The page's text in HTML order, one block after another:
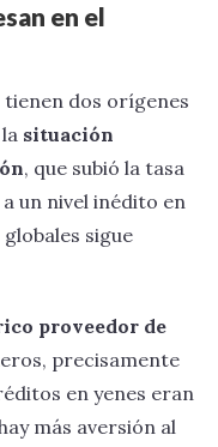
en el
tienen dos orígenes
situación
, que subió la tasa
un nivel inédito en
sigue
proveedor de
precisamente
en yenes eran
más aversión al